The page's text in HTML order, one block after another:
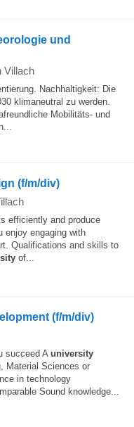
und
Villach
Nachhaltigkeit: Die
klimaneutral zu werden.
Mobilitäts- und
(f/m/div)
efficiently and produce
enjoy engaging with
Qualifications and skills to
of...
(f/m/div)
succeed Auniversity
Material Sciences or
in technology
Sound knowledge...